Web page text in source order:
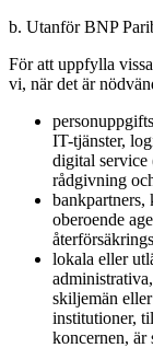
b. Utanför BNP
För att uppfylla
vi, när det är
IT-tjänster,
digital
rådgivning
bankpartners,
oberoende
lokala eller
skiljemän
institutioner,
koncernen,